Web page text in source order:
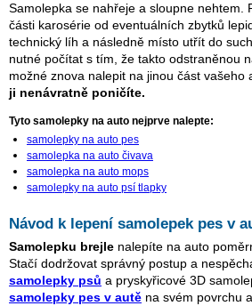
Samolepka se nahřeje a sloupne nehtem.
části karosérie od eventuálních zbytků
technický líh a následně místo utřít do
nutné počítat s tím, že takto odstraněnou
možné znova nalepit na jinou část vašeho
ji nenávratně poničíte.
Tyto samolepky na auto nejprve nalepte:
samolepky na auto pes
samolepka na auto čivava
samolepka na auto mops
samolepky na auto psí tlapky
Návod k lepení samolepek pes v
Samolepku brejle nalepíte na auto
Stačí dodržovat správný postup a
samolepky psů a pryskyřicové 3D
samolepky pes v autě na svém povrchu